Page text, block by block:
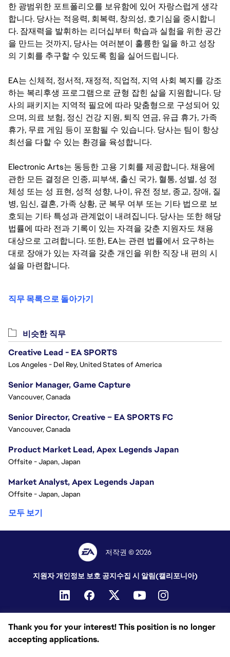
한 광범위한 포트폴리오를 보유함에 있어 자랑스럽게 생각
합니다. 당사는 적응력, 회복력, 창의성, 호기심을 중시합니
다. 잠재력을 발휘하는 리더십부터 학습과 실험을 위한 공간
을 만드는 것까지, 당사는 여러분이 훌륭한 일을 하고 성장
의 기회를 추구할 수 있도록 힘을 실어드립니다.
EA는 신체적, 정서적, 재정적, 직업적, 지역 사회 복지를 강조
하는 복리후생 프로그램으로 균형 잡힌 삶을 지원합니다. 당
사의 패키지는 지역적 필요에 따라 맞춤형으로 구성되어 있
으며, 의료 보험, 정신 건강 지원, 퇴직 연금, 유급 휴가, 가족
휴가, 무료 게임 등이 포함될 수 있습니다. 당사는 팀이 항상
최선을 다할 수 있는 환경을 육성합니다.
Electronic Arts는 동등한 고용 기회를 제공합니다. 채용에
관한 모든 결정은 인종, 피부색, 출신 국가, 혈통, 성별, 성 정
체성 또는 성 표현, 성적 성향, 나이, 유전 정보, 종교, 장애, 질
병, 임신, 결혼, 가족 상황, 군 복무 여부 또는 기타 법으로 보
호되는 기타 특성과 관계없이 내려집니다. 당사는 또한 해당
법률에 따라 전과 기록이 있는 자격을 갖춘 지원자도 채용
대상으로 고려합니다. 또한, EA는 관련 법률에서 요구하는
대로 장애가 있는 자격을 갖춘 개인을 위한 직장 내 편의 시
설을 마련합니다.
직무 목록으로 돌아가기
Thank you for your interest! This position is no longer
accepting applications.
비슷한 직무
Creative Lead - EA SPORTS
Los Angeles - Del Rey, United States of America
Senior Manager, Game Capture
Vancouver, Canada
Senior Director, Creative – EA SPORTS FC
Vancouver, Canada
Product Market Lead, Apex Legends Japan
Offsite - Japan, Japan
Market Analyst, Apex Legends Japan
Offsite - Japan, Japan
모두 보기
저작권 © 2026
지원자 개인정보 보호 공지수집 시 알림(캘리포니아)